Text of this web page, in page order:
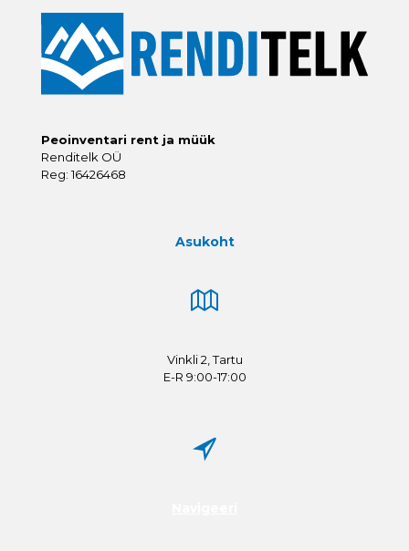
Peoinventari rent ja müük
Renditelk OÜ
Reg: 16426468
Asukoht
Vinkli 2, Tartu
E-R 9:00-17:00